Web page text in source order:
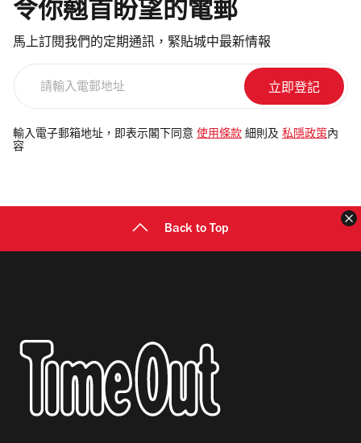
令你翹首盼望的電郵
馬上訂閱我們的定期通訊，緊貼城中最新情報
電
郵
輸入電子郵箱地址，即表示閣下同意 使用條款 細則及 私隱政策 內
容
Back to Top